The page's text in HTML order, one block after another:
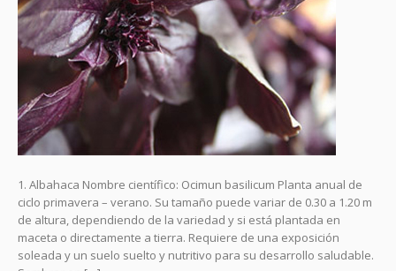
1. Albahaca Nombre científico: Ocimun basilicum Planta anual de
ciclo primavera – verano. Su tamaño puede variar de 0.30 a 1.20 m
de altura, dependiendo de la variedad y si está plantada en
maceta o directamente a tierra. Requiere de una exposición
soleada y un suelo suelto y nutritivo para su desarrollo saludable.